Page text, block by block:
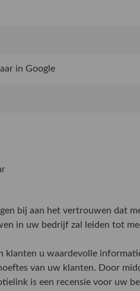
in Google
bij aan het vertrouwen dat
in uw bedrijf zal leiden tot
klanten u waardevolle
van uw klanten. Door
is een recensie voor uw